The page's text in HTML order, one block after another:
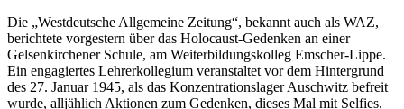
Die „Westdeutsche Allgemeine Zeitung“, bekannt auch als WAZ,
berichtete vorgestern über das Holocaust-Gedenken an einer
Gelsenkirchener Schule, am Weiterbildungskolleg Emscher-Lippe.
Ein engagiertes Lehrerkollegium veranstaltet vor dem Hintergrund
des 27. Januar 1945, als das Konzentrationslager Auschwitz befreit
wurde, alljählich Aktionen zum Gedenken, dieses Mal mit Selfies,